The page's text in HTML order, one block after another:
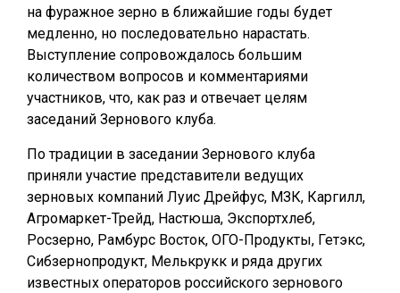
на фуражное зерно в ближайшие годы будет
медленно, но последовательно нарастать.
Выступление сопровождалось большим
количеством вопросов и комментариями
участников, что, как раз и отвечает целям
заседаний Зернового клуба.
По традиции в заседании Зернового клуба
приняли участие представители ведущих
зерновых компаний Луис Дрейфус, МЗК, Каргилл,
Агромаркет-Трейд, Настюша, Экспортхлеб,
Росзерно, Рамбурс Восток, ОГО-Продукты, Гетэкс,
Сибзернопродукт, Мелькрукк и ряда других
известных операторов российского зернового